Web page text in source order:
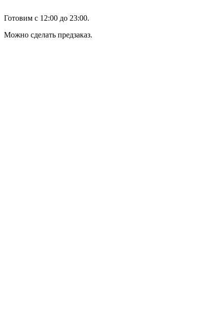
Готовим с 12:00 до 23:00.
Можно сделать предзаказ.